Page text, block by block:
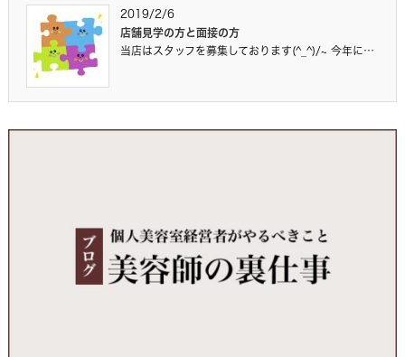
2019/2/6
店舗見学の方と面接の方
当店はスタッフを募集しております(^_^)/~ 今年に…